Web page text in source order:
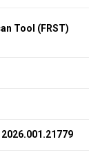
Tool (FRST)